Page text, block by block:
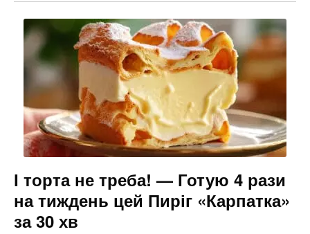
І торта не треба! — Готую 4 рази
на тиждень цей Пиріг «Карпатка»
за 30 хв